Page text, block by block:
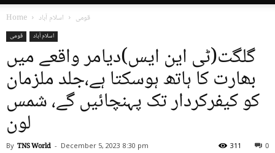
Home قومی اسلام آباد
قومی اسلام آباد
گلگت(ٹی این ایس)دیامر واقعے میں
بھارت کا ہاتھ ہوسکتا ہے،جلد ملزمان
کو کیفرکردار تک پہنچائیں گے، شمس
لون
By TNS World - December 5, 2023 8:30 pm 0
311